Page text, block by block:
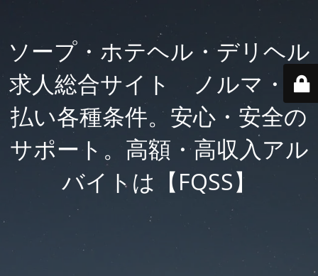
ソープ・ホテヘル・デリヘル
求人総合サイト ノルマ・日
払い各種条件。安心・安全の
サポート。高額・高収入アル
バイトは【FQSS】